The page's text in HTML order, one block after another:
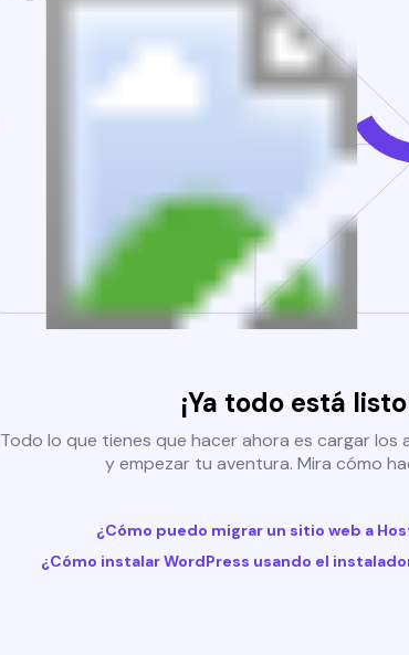
¡Ya todo está
Todo lo que tienes que hacer ahora es cargar los
y empezar tu aventura. Mira cómo
¿Cómo puedo migrar un sitio web a
¿Cómo instalar WordPress usando el